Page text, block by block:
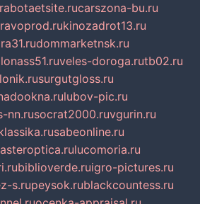
carszona-bu.ru
kinozadrot13.ru
dommarketnsk.ru
veles-doroga.rutb02.ru
surgutgloss.ru
lubov-pic.ru
nn.rusocrat2000.ruvgurin.ru
sabeonline.ru
lucomoria.ru
biblioverde.ruigro-pictures.ru
s.rupeysok.rublackcountess.ru